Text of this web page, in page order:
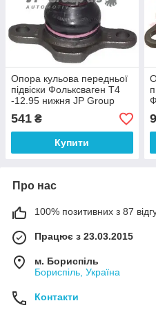
Опора кульова передньої
підвіски Фольксваген Т4
-12.95 нижня JP Group
541 ₴
Купити
Про нас
100% позитивних з 87
Працює з 23.03.2015
м. Бориспіль
Бориспіль, Україна
Контакти